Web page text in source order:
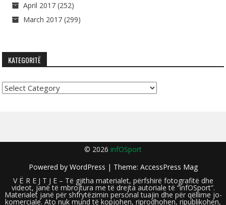
April 2017 (252)
March 2017 (299)
KATEGORITË
Kategoritë
© 2026 infOSport
Powered by WordPress | Theme: AccessPress Mag
V Ë R E J T J E – Të gjitha materialet, përfshirë fotografitë dhe
videot, janë të mbrojtura me të drejta autoriale të “infOSport”.
Materialet janë për shfrytëzimin personal tuajin dhe për qëllime jo-
komerciale. Ato nuk mund të kopjohen, riprodhohen, ripublikohen,